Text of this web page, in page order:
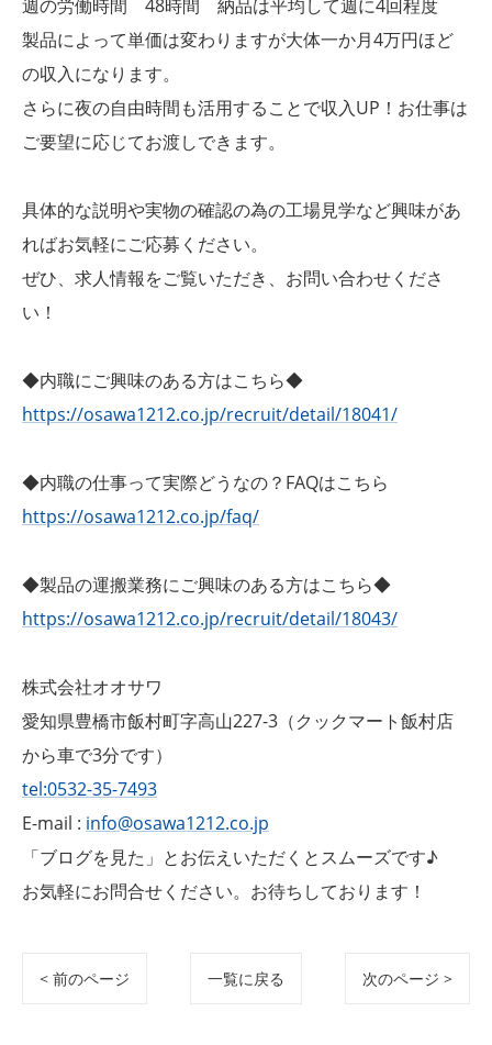
週の労働時間 48時間 納品は平均して週に4回程度
製品によって単価は変わりますが大体一か月4万円ほど
の収入になります。
さらに夜の自由時間も活用することで収入UP！お仕事は
ご要望に応じてお渡しできます。
具体的な説明や実物の確認の為の工場見学など興味があ
ればお気軽にご応募ください。
ぜひ、求人情報をご覧いただき、お問い合わせくださ
い！
◆内職にご興味のある方はこちら◆
https://osawa1212.co.jp/recruit/detail/18041/
◆内職の仕事って実際どうなの？FAQはこちら
https://osawa1212.co.jp/faq/
◆製品の運搬業務にご興味のある方はこちら◆
https://osawa1212.co.jp/recruit/detail/18043/
株式会社オオサワ
愛知県豊橋市飯村町字高山227-3（クックマート飯村店
から車で3分です）
tel:0532-35-7493
E-mail : info@osawa1212.co.jp
「ブログを見た」とお伝えいただくとスムーズです♪
お気軽にお問合せください。お待ちしております！
< 前のページ 一覧に戻る 次のページ >